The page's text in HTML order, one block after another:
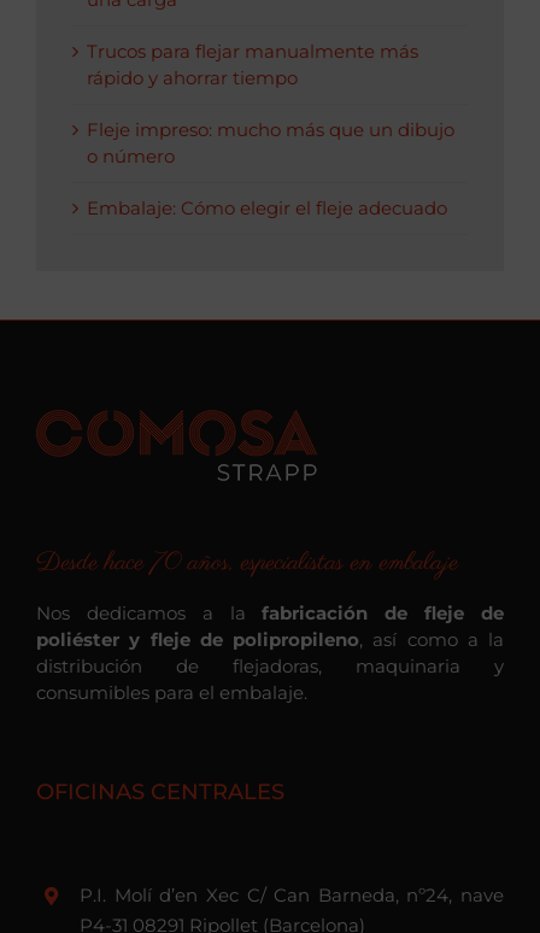
Trucos para flejar manualmente más
rápido y ahorrar tiempo
Fleje impreso: mucho más que un dibujo
o número
Embalaje: Cómo elegir el fleje adecuado
Desde hace 70 años, especialistas en embalaje
Nos dedicamos a lafabricación de fleje de
poliéster y fleje de polipropileno, así como a la
distribución de flejadoras, maquinaria y
consumibles para el embalaje.
OFICINAS CENTRALES
P.I. Molí d’en Xec C/ Can Barneda, nº24, nave
P4-31 08291 Ripollet (Barcelona)